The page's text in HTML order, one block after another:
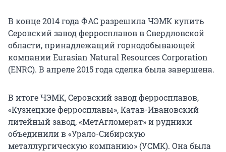
В конце 2014 года ФАС разрешила ЧЭМК купить
Серовский завод ферросплавов в Свердловской
области, принадлежащий горнодобывающей
компании Eurasian Natural Resources Corporation
(ENRC). В апреле 2015 года сделка была завершена.
В итоге ЧЭМК, Серовский завод ферросплавов,
«Кузнецкие ферросплавы», Катав-Ивановский
литейный завод, «МетАгломерат» и рудники
объединили в «Урало-Сибирскую
металлургическую компанию» (УСМК). Она была